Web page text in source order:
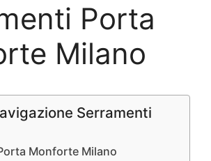
Porta
Milano
Serramenti
Monforte Milano